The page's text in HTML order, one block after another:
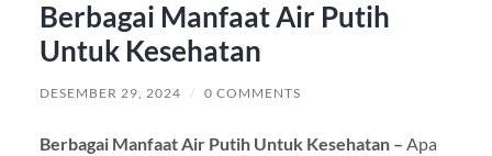
Berbagai Manfaat Air Putih
Untuk Kesehatan
DESEMBER 29, 2024 / 0 COMMENTS
Berbagai Manfaat Air Putih Untuk Kesehatan – Apa